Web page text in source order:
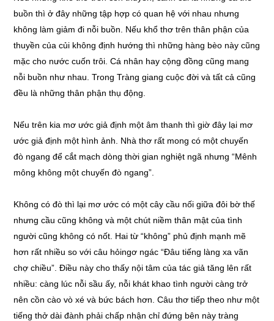
buồn thì ở đây những tập hợp có quan hệ với nhau nhưng
không làm giảm đi nỗi buồn. Nếu khổ thơ trên thân phận của
thuyền của củi không định hướng thì những hàng bèo này cũng
mặc cho nước cuốn trôi. Cá nhân hay cộng đồng cũng mang
nỗi buồn như nhau. Trong Tràng giang cuộc đời và tất cả cũng
đều là những thân phận thụ động.
Nếu trên kia mơ ước giả định một âm thanh thì giờ đây lại mơ
ước giả định một hình ảnh. Nhà thơ rất mong có một chuyến
đò ngang để cắt mạch dòng thời gian nghiệt ngã nhưng “Mênh
mông không một chuyến đò ngang”.
Không có đò thì lại mơ ước có một cây cầu nối giữa đôi bờ thế
nhưng cầu cũng không và một chút niềm thân mật của tình
người cũng không có nốt. Hai từ “không” phủ định mạnh mẽ
hơn rất nhiều so với câu hỏingơ ngác “Đâu tiếng làng xa vãn
chợ chiều”. Điều này cho thấy nội tâm của tác giả tăng lên rất
nhiều: càng lúc nỗi sầu ấy, nỗi khát khao tình người càng trở
nên cồn cào vò xé và bức bách hơn. Câu thơ tiếp theo như một
tiếng thở dài đành phải chấp nhận chỉ đứng bên này tràng